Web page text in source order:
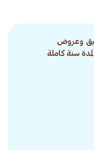
وعروض
سنة كاملة